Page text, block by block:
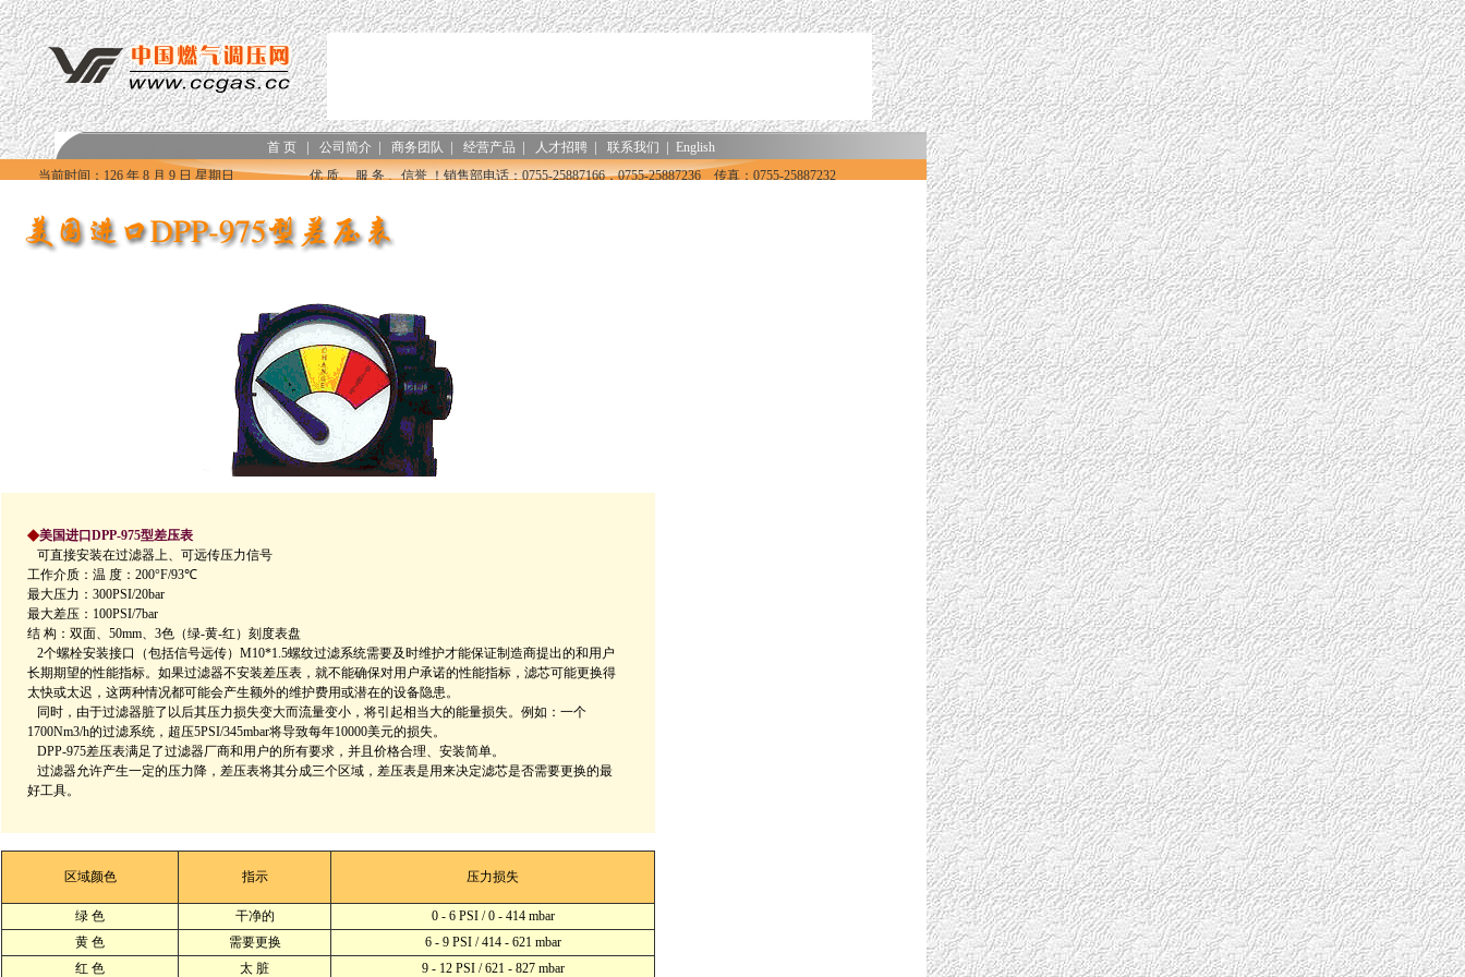
◆美国进口DPP-975型差压表
可直接安装在过滤器上、可远传压力信号
工作介质：温 度：200°F/93℃
最大压力：300PSI/20bar
最大差压：100PSI/7bar
结 构：双面、50mm、3色（绿-黄-红）刻度表盘
2个螺栓安装接口（包括信号远传）M10*1.5螺纹过滤系统需要及时维护才能保证制造商提出的和用户
长期期望的性能指标。如果过滤器不安装差压表，就不能确保对用户承诺的性能指标，滤芯可能更换得
太快或太迟，这两种情况都可能会产生额外的维护费用或潜在的设备隐患。
同时，由于过滤器脏了以后其压力损失变大而流量变小，将引起相当大的能量损失。例如：一个
1700Nm3/h的过滤系统，超压5PSI/345mbar将导致每年10000美元的损失。
DPP-975差压表满足了过滤器厂商和用户的所有要求，并且价格合理、安装简单。
过滤器允许产生一定的压力降，差压表将其分成三个区域，差压表是用来决定滤芯是否需要更换的最
好工具。
区域颜色 指示 压力损失
绿 色 干净的
0 - 6 PSI / 0 - 414 mbar
黄 色
需要更换
6 - 9 PSI / 414 - 621 mbar
红 色
太 脏 9 - 12 PSI / 621 - 827 mbar